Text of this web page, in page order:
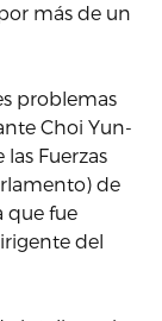
más de un
problemas
Choi Yun-
Fuerzas
de
que fue
del